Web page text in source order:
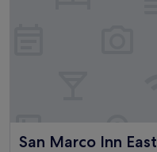
San Marco Inn East
San Marco Inn East